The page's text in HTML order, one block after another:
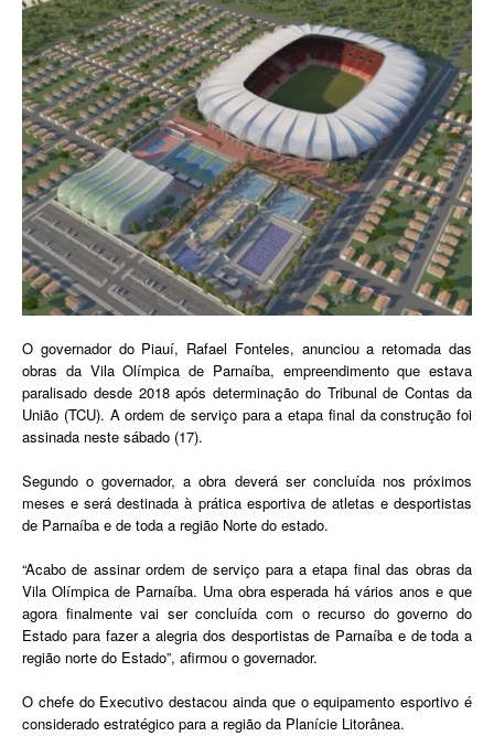
O governador do Piauí, Rafael Fonteles, anunciou a retomada das
obras da Vila Olímpica de Parnaíba, empreendimento que estava
paralisado desde 2018 após determinação do Tribunal de Contas da
União (TCU). A ordem de serviço para a etapa final da construção foi
assinada neste sábado (17).
Segundo o governador, a obra deverá ser concluída nos próximos
meses e será destinada à prática esportiva de atletas e desportistas
de Parnaíba e de toda a região Norte do estado.
“Acabo de assinar ordem de serviço para a etapa final das obras da
Vila Olímpica de Parnaíba. Uma obra esperada há vários anos e que
agora finalmente vai ser concluída com o recurso do governo do
Estado para fazer a alegria dos desportistas de Parnaíba e de toda a
região norte do Estado”, afirmou o governador.
O chefe do Executivo destacou ainda que o equipamento esportivo é
considerado estratégico para a região da Planície Litorânea.